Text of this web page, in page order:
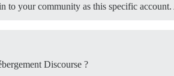
to your community as this specific
Discourse ?